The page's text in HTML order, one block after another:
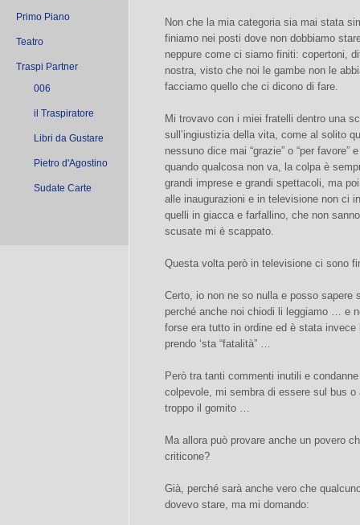
Primo Piano
Teatro
Traspi Partner
006
il Traspiratore
Libri da Gustare
Pietro d'Agostino
Sudate Carte
Non che la mia categoria sia mai stata
finiamo nei posti dove non dobbiamo
neppure come ci siamo finiti: copertoni,
nostra, visto che noi le gambe non le
facciamo quello che ci dicono di fare.
Mi trovavo con i miei fratelli dentro una
sull’ingiustizia della vita, come al solito
nessuno dice mai “grazie” o “per
quando qualcosa non va, la colpa è
grandi imprese e grandi spettacoli, ma
alle inaugurazioni e in televisione non ci
quelli in giacca e farfallino, che non
scusate mi è scappato.
Questa volta però in televisione ci sono
Certo, io non ne so nulla e posso sapere
perché anche noi chiodi li leggiamo … e
forse era tutto in ordine ed è stata
prendo ‘sta “fatalità” …
Però tra tanti commenti inutili e
colpevole, mi sembra di essere sul bus
troppo il gomito …
Ma allora può provare anche un povero
criticone?
Già, perché sarà anche vero che
dovevo stare, ma mi domando: